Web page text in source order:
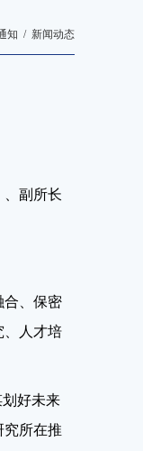
知 新闻动态
、副所长
合、保密
、人才培
好未来
究所在推